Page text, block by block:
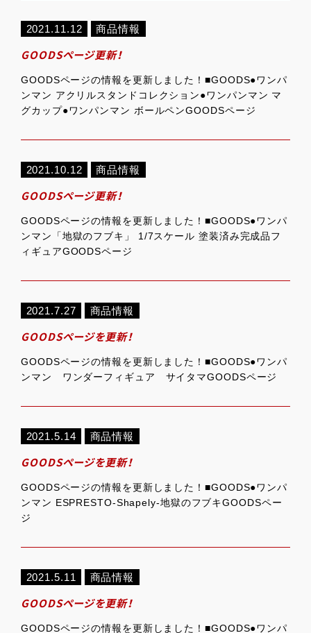
2021.11.12 商品情報
GOODSページ更新！
GOODSページの情報を更新しました！■GOODS●ワンパ
ンマン アクリルスタンドコレクション●ワンパンマン マ
グカップ●ワンパンマン ボールペンGOODSページ
2021.10.12 商品情報
GOODSページ更新！
GOODSページの情報を更新しました！■GOODS●ワンパ
ンマン「地獄のフブキ」 1/7スケール 塗装済み完成品フ
ィギュアGOODSページ
2021.7.27 商品情報
GOODSページを更新！
GOODSページの情報を更新しました！■GOODS●ワンパ
ンマン ワンダーフィギュア サイタマGOODSページ
2021.5.14 商品情報
GOODSページを更新！
GOODSページの情報を更新しました！■GOODS●ワンパ
ンマン ESPRESTO-Shapely-地獄のフブキGOODSペー
ジ
2021.5.11 商品情報
GOODSページを更新！
GOODSページの情報を更新しました！■GOODS●ワンパ